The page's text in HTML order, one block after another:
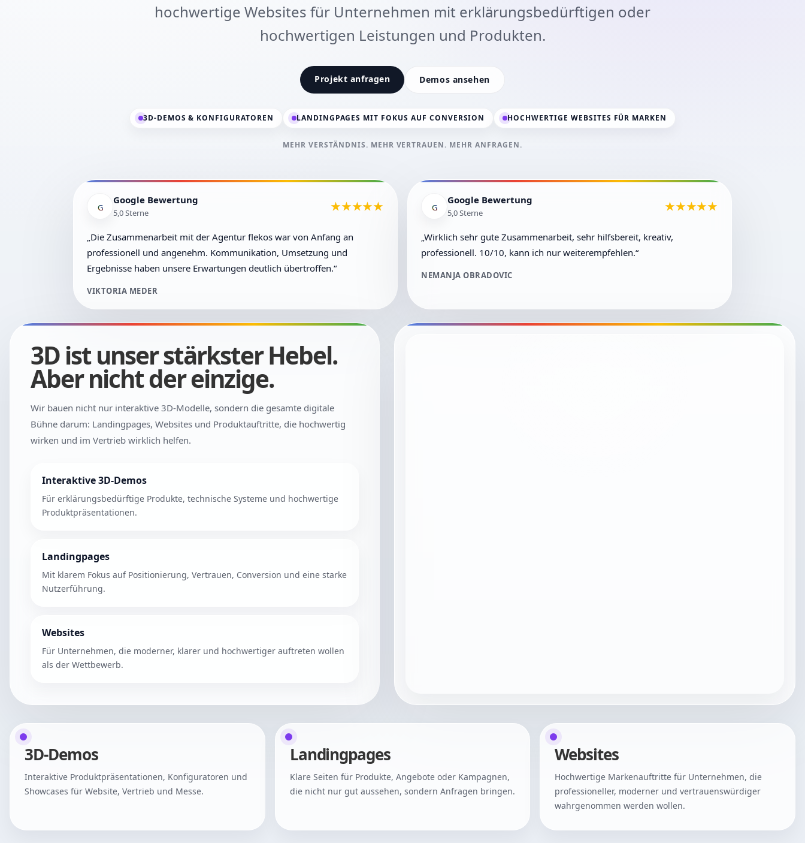
hochwertige Websites für Unternehmen mit erklärungsbedürftigen oder
hochwertigen Leistungen und Produkten.
Projekt anfragen Demos ansehen
3D-DEMOS & KONFIGURATOREN LANDINGPAGES MIT FOKUS AUF CONVERSION HOCHWERTIGE WEBSITES FÜR MARKEN
MEHR VERSTÄNDNIS. MEHR VERTRAUEN. MEHR ANFRAGEN.
G
Google Bewertung
5,0 Sterne ★★★★★
„Die Zusammenarbeit mit der Agentur flekos war von Anfang an
professionell und angenehm. Kommunikation, Umsetzung und
Ergebnisse haben unsere Erwartungen deutlich übertroffen.“
VIKTORIA MEDER
G
Google Bewertung
5,0 Sterne ★★★★★
„Wirklich sehr gute Zusammenarbeit, sehr hilfsbereit, kreativ,
professionell. 10/10, kann ich nur weiterempfehlen.“
NEMANJA OBRADOVIC
3D ist unser stärkster Hebel.
Aber nicht der einzige.
Wir bauen nicht nur interaktive 3D-Modelle, sondern die gesamte digitale
Bühne darum: Landingpages, Websites und Produktauftritte, die hochwertig
wirken und im Vertrieb wirklich helfen.
Interaktive 3D-Demos
Für erklärungsbedürftige Produkte, technische Systeme und hochwertige
Produktpräsentationen.
Landingpages
Mit klarem Fokus auf Positionierung, Vertrauen, Conversion und eine starke
Nutzerführung.
Websites
Für Unternehmen, die moderner, klarer und hochwertiger auftreten wollen
als der Wettbewerb.
3D-Demos
Interaktive Produktpräsentationen, Konfiguratoren und
Showcases für Website, Vertrieb und Messe.
Landingpages
Klare Seiten für Produkte, Angebote oder Kampagnen,
die nicht nur gut aussehen, sondern Anfragen bringen.
Websites
Hochwertige Markenauftritte für Unternehmen, die
professioneller, moderner und vertrauenswürdiger
wahrgenommen werden wollen.